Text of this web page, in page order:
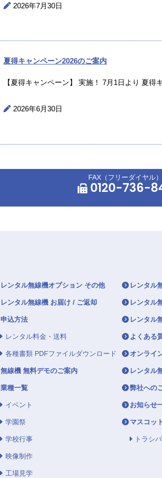
2026年7月30日
夏得キャンペーン2026のご案内
【夏得キャンペーン】 実施！ 7月1日より 夏
2026年6月30日
FAX（フリーダイヤル）
0120-736-
レンタル無線機オプション その他
レンタル無線機 お届け / ご返却
申込方法
レンタル料金・送料
各種書類 PDFファイルダウンロード
無線機 無料デモのご案内
業種一覧
イベント
学園祭
学校行事
映像制作
工場見学
レンタル
レンタル
レンタル
よくある
オンライ
レンタル
弊社への
お知らせ
マスコッ
トラシ